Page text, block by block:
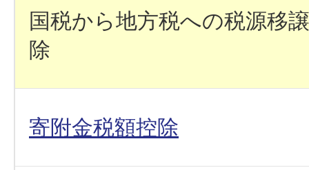
国税から地方税への税源移
除
寄附金税額控除